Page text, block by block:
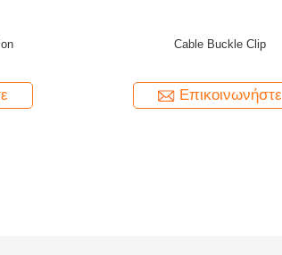
Custom Cable Tie Mount
Επικοινωνήστε